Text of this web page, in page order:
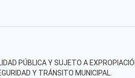
PÚBLICA Y SUJETO A
Y TRÁNSITO MUNICIPAL.